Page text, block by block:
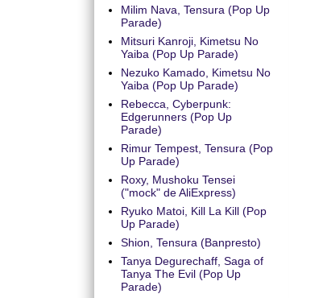
Milim Nava, Tensura (Pop Up
Parade)
Mitsuri Kanroji, Kimetsu No
Yaiba (Pop Up Parade)
Nezuko Kamado, Kimetsu No
Yaiba (Pop Up Parade)
Rebecca, Cyberpunk:
Edgerunners (Pop Up
Parade)
Rimur Tempest, Tensura (Pop
Up Parade)
Roxy, Mushoku Tensei
("mock" de AliExpress)
Ryuko Matoi, Kill La Kill (Pop
Up Parade)
Shion, Tensura (Banpresto)
Tanya Degurechaff, Saga of
Tanya The Evil (Pop Up
Parade)